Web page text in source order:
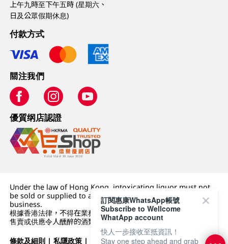
上午九時至下午五時 (星期六、
日及公眾假期休息)
付款方式
關注我們
優質纲店認證
Under the law of Hong Kong, intoxicating liquor must not
be sold or supplied to a minor (under 18) in the course of
business.
根據香港法律，不得在業務過程中，向未成年人 (18 歲以下人士)
售賣或供應令人醺醉的酒類。
條款及細則 |私隱政策 | DFI零售集團
訂閱惠康WhatsApp帳號
Subscribe to Wellcome
WhatApp account
快人一步接收至抵資訊！
Stay one step ahead and grab